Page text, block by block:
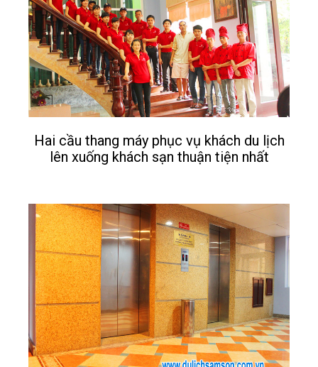
Hai cầu thang máy phục vụ khách du lịch
lên xuống khách sạn thuận tiện nhất